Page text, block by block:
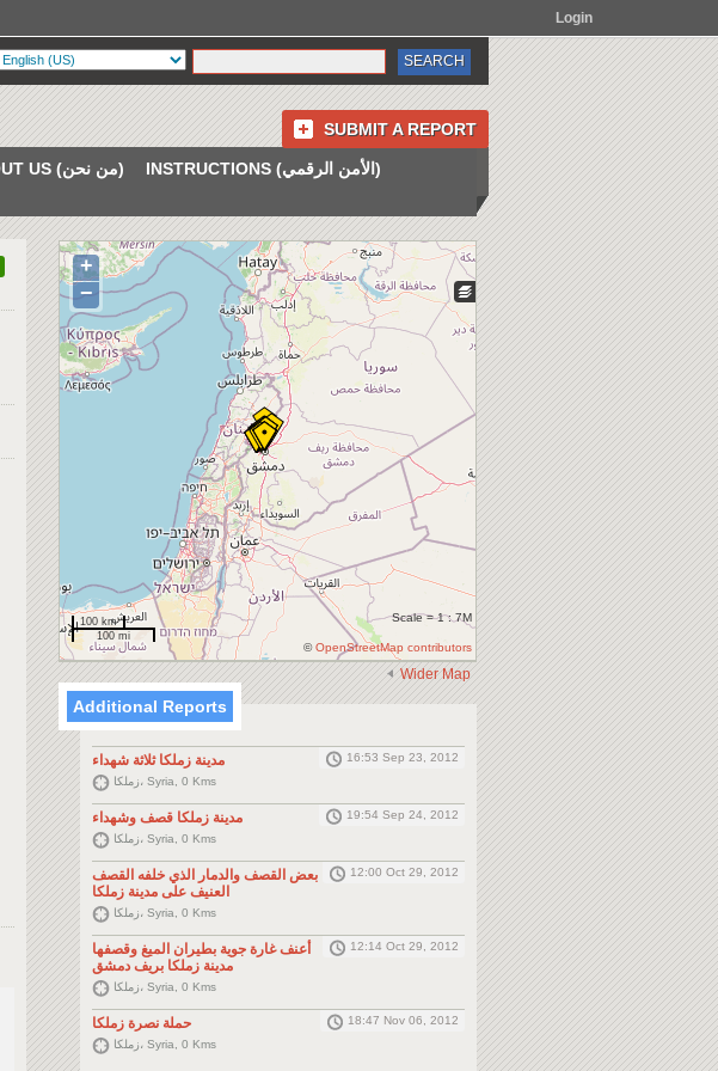
Login
SUBMIT A REPORT
ABOUT US (من نحن)
INSTRUCTIONS (الأمن الرقمي)
+
−
100 km
100 mi
Scale = 1 : 7M
©OpenStreetMap contributors
Wider Map
Additional Reports
مدينة زملكا ثلاثة شهداء
16:53 Sep 23, 2012
زملكا، Syria, 0 Kms
مدينة زملكا قصف وشهداء
19:54 Sep 24, 2012
زملكا، Syria, 0 Kms
بعض القصف والدمار الذي خلفه القصف
العنيف على مدينة زملكا
12:00 Oct 29, 2012
زملكا، Syria, 0 Kms
أعنف غارة جوية بطيران الميغ وقصفها
مدينة زملكا بريف دمشق
12:14 Oct 29, 2012
زملكا، Syria, 0 Kms
حملة نصرة زملكا
18:47 Nov 06, 2012
زملكا، Syria, 0 Kms